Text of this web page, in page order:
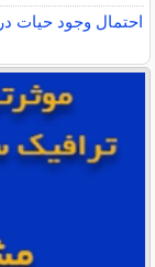
احتمال وجود حیات